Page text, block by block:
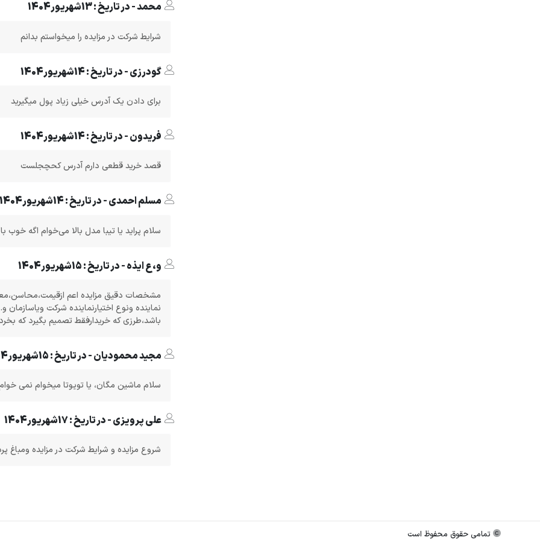
محمد - در تاریخ : 13شهریور1404
شرایط شرکت در مزایده را میخواستم بدانم
گودرزی - در تاریخ : 14شهریور1404
برای دادن یک آدرس خیلی زیاد پول میگیرید
فریدون - در تاریخ : 14شهریور1404
قصد خرید قطعی دارم آدرس کحچجلست
مسلم احمدی - در تاریخ : 14شهریور1404
سلام پراید یا تیبا مدل بالا می‌خوام اگه خوب
و،ع ایذه - در تاریخ : 15شهریور1404
مشخصات دقیق مزایده اعم
نماینده ونوع اختیارنماینده شرکت ویاسازمان
باشد،طرزی که خریدارفقط تصمیم بگیرد که
مجید محمودیان - در تاریخ : 15شهریور1404
سلام ماشین مگان، یا تویوتا میخوام نمی
علی پرویزی - در تاریخ : 17شهریور1404
شروع مزایده و شرایط شرکت در مزایده ومباغ
تمامی حقوق محفوظ است